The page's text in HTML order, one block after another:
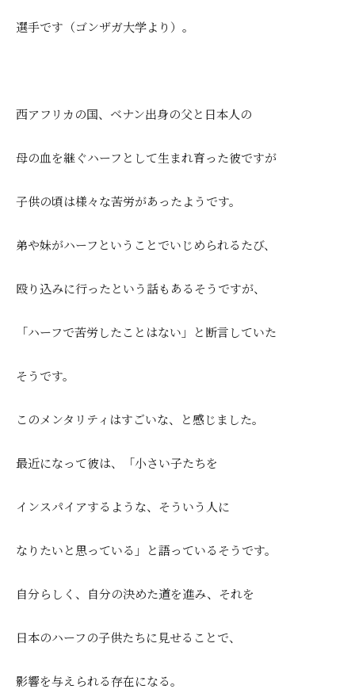
選手です（ゴンザガ大学より）。
西アフリカの国、ベナン出身の父と日本人の
母の血を継ぐハーフとして生まれ育った彼ですが
子供の頃は様々な苦労があったようです。
弟や妹がハーフということでいじめられるたび、
殴り込みに行ったという話もあるそうですが、
「ハーフで苦労したことはない」と断言していた
そうです。
このメンタリティはすごいな、と感じました。
最近になって彼は、「小さい子たちを
インスパイアするような、そういう人に
なりたいと思っている」と語っているそうです。
自分らしく、自分の決めた道を進み、それを
日本のハーフの子供たちに見せることで、
影響を与えられる存在になる。